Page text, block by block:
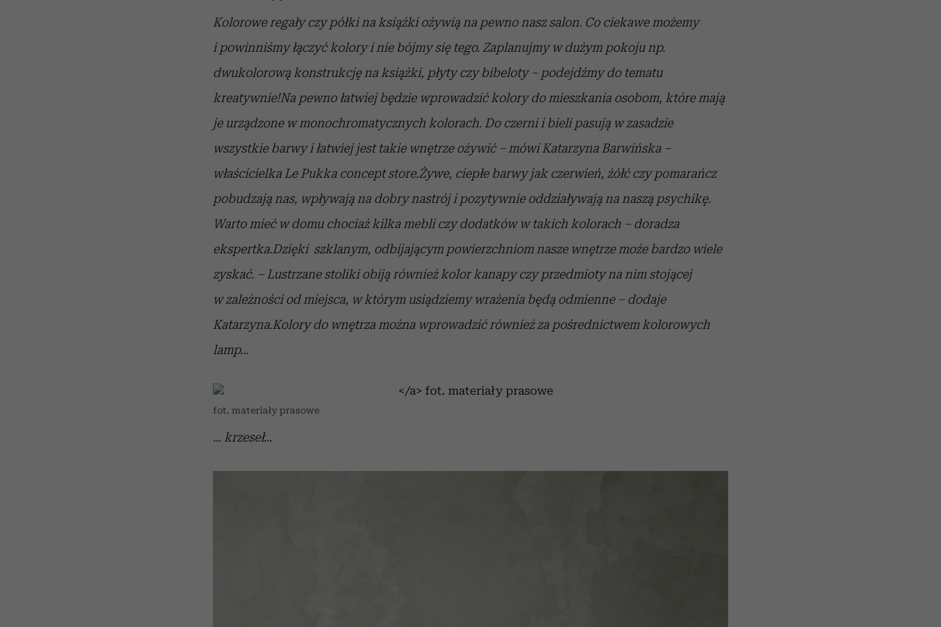
Kolorowe regały czy półki na książki ożywią na pewno nasz salon. Co ciekawe możemy
i powinniśmy łączyć kolory i nie bójmy się tego. Zaplanujmy w dużym pokoju np.
dwukolorową konstrukcję na książki, płyty czy bibeloty – podejdźmy do tematu
kreatywnie!Na pewno łatwiej będzie wprowadzić kolory do mieszkania osobom, które mają
je urządzone w monochromatycznych kolorach. Do czerni i bieli pasują w zasadzie
wszystkie barwy i łatwiej jest takie wnętrze ożywić – mówi Katarzyna Barwińska –
właścicielka Le Pukka concept store.Żywe, ciepłe barwy jak czerwień, żółć czy pomarańcz
pobudzają nas, wpływają na dobry nastrój i pozytywnie oddziaływają na naszą psychikę.
Warto mieć w domu chociaż kilka mebli czy dodatków w takich kolorach – doradza
ekspertka.Dzięki szklanym, odbijającym powierzchniom nasze wnętrze może bardzo wiele
zyskać. – Lustrzane stoliki obiją również kolor kanapy czy przedmioty na nim stojącej
w zależności od miejsca, w którym usiądziemy wrażenia będą odmienne – dodaje
Katarzyna.Kolory do wnętrza można wprowadzić również za pośrednictwem kolorowych
lamp...
fot. materiały prasowe
... krzeseł...